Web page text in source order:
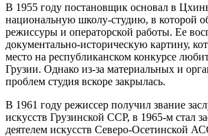
В 1955 году постановщик основал в
национальную школу-студию, в которой
режиссуры и операторской работы. Ее
документально-историческую картину,
место на республиканском конкурсе
Грузии. Однако из-за материальных и
проблем студия вскоре закрылась.
В 1961 году режиссер получил звание
искусств Грузинской ССР, в 1965-м стал
деятелем искусств Северо-Осетинской